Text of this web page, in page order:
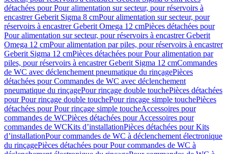
détachées pour Pour alimentation sur secteur, pour réservoirs à
encastrer Geberit Sigma 8 cmPour alimentation sur secteur, pour
réservoirs à encastrer Geberit Omega 12 cmPièces détachées pour
Pour alimentation sur secteur, pour réservoirs à encastrer Geberit
Omega 12 cmPour alimentation par piles, pour réservoirs à encastrer
Geberit Sigma 12 cmPièces détachées pour Pour alimentation par
piles, pour réservoirs à encastrer Geberit Sigma 12 cmCommandes
de WC avec déclenchement pneumatique du rinçagePièces
détachées pour Commandes de WC avec déclenchement
pneumatique du rinçagePour rinçage double touchePièces détachées
pour Pour rinçage double touchePour rinçage simple touchePièces
détachées pour Pour rinçage simple toucheAccessoires pour
commandes de WCPièces détachées pour Accessoires pour
commandes de WCKits d’installationPièces détachées pour Kits
d’installationPour commandes de WC à déclenchement électronique
du rinçagePièces détachées pour Pour commandes de WC à